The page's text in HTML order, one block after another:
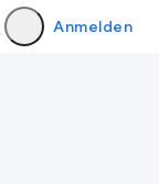
Anmelden